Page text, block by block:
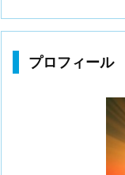
プロフィール